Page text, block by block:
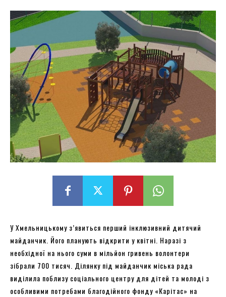
У Хмельницькому з’явиться перший інклюзивний дитячий
майданчик. Його планують відкрити у квітні. Наразі з
необхідної на нього суми в мільйон гривень волонтери
зібрали 700 тисяч. Ділянку під майданчик міська рада
виділила поблизу соціального центру для дітей та молоді з
особливими потребами благодійного фонду «Карітас» на